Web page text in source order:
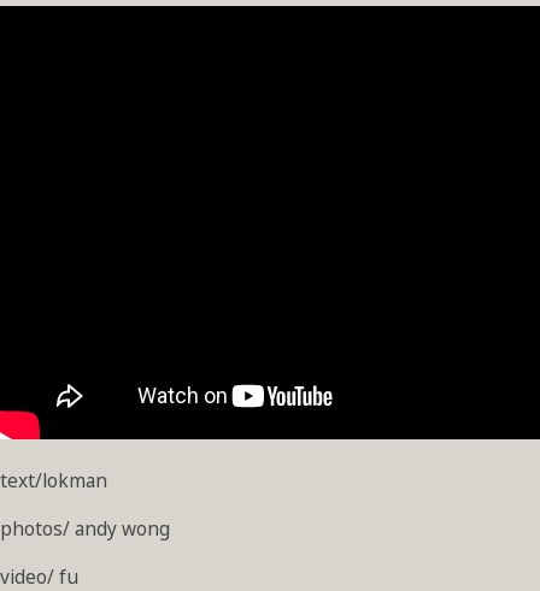
text/lokman
photos/ andy wong
video/ fu